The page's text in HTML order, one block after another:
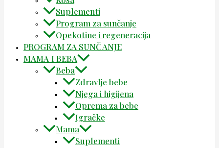
Suplementi
Program za sunčanje
Opekotine i regeneracija
PROGRAM ZA SUNČANJE
MAMA I BEBA
Beba
Zdravlje bebe
Njega i higijena
Oprema za bebe
Igračke
Mama
Suplementi